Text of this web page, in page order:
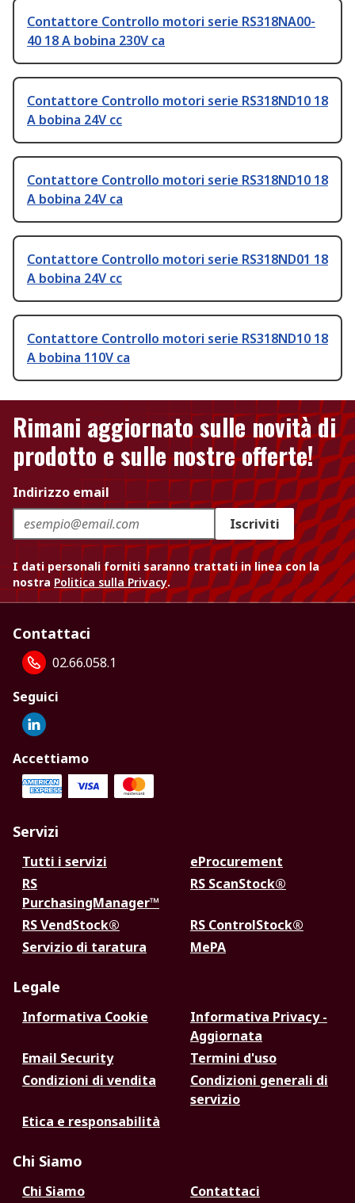
Contattore Controllo motori serie RS318NA00-
40 18 A bobina 230V ca
Contattore Controllo motori serie RS318ND10 18
A bobina 24V cc
Contattore Controllo motori serie RS318ND10 18
A bobina 24V ca
Contattore Controllo motori serie RS318ND01 18
A bobina 24V cc
Contattore Controllo motori serie RS318ND10 18
A bobina 110V ca
Rimani aggiornato sulle novità di
prodotto e sulle nostre offerte!
Indirizzo email
Iscriviti
I dati personali forniti saranno trattati in linea con la
nostra Politica sulla Privacy.
Contattaci
02.66.058.1
Seguici
Accettiamo
Servizi
Tutti i servizi
eProcurement
RS
PurchasingManager™
RS ScanStock®
RS VendStock®
RS ControlStock®
Servizio di taratura
MePA
Legale
Informativa Cookie
Informativa Privacy -
Aggiornata
Email Security
Termini d'uso
Condizioni di vendita
Condizioni generali di
servizio
Etica e responsabilità
Chi Siamo
Chi Siamo Contattaci